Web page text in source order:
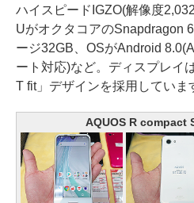
ハイスピードIGZO(解像度
UがオクタコアのSnapdragon
ージ32GB、OSがAndroid
ート対応)など。ディスプレイ
T fit」デザインを採用していま
AQUOS R compact